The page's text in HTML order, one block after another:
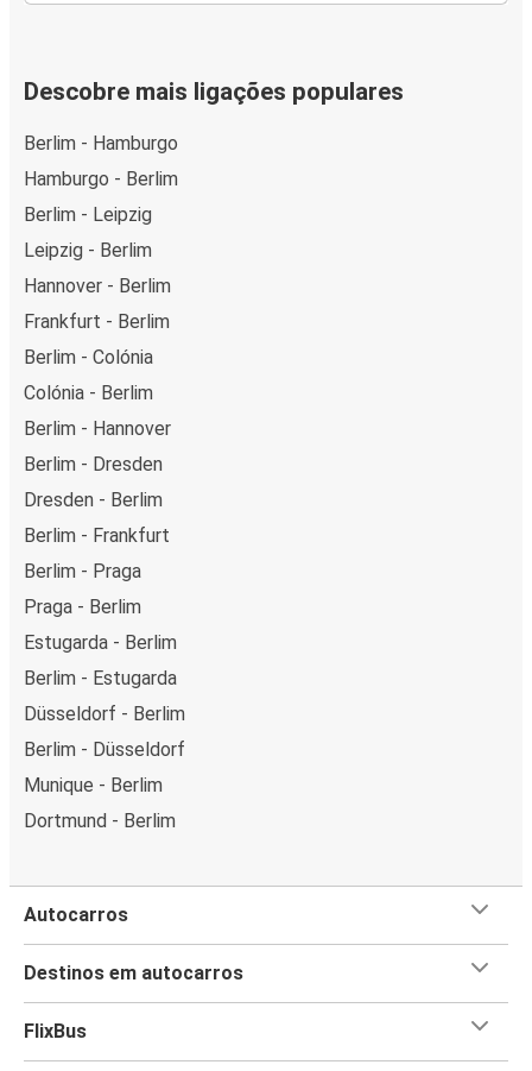
Descobre mais ligações populares
Berlim - Hamburgo
Hamburgo - Berlim
Berlim - Leipzig
Leipzig - Berlim
Hannover - Berlim
Frankfurt - Berlim
Berlim - Colónia
Colónia - Berlim
Berlim - Hannover
Berlim - Dresden
Dresden - Berlim
Berlim - Frankfurt
Berlim - Praga
Praga - Berlim
Estugarda - Berlim
Berlim - Estugarda
Düsseldorf - Berlim
Berlim - Düsseldorf
Munique - Berlim
Dortmund - Berlim
Autocarros
Destinos em autocarros
FlixBus